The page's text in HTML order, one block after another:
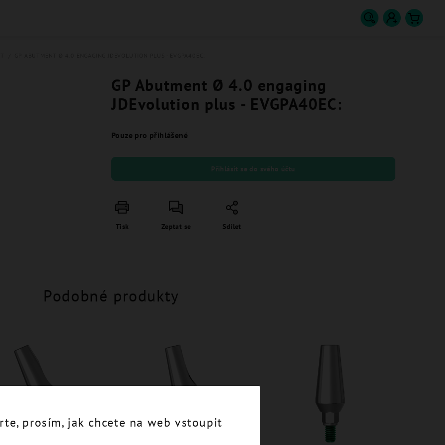
GP Abutment Ø 4.0 engaging
JDEvolution plus - EVGPA40EC:
Pouze pro přihlášené
Přihlásit se do svého účtu
Tisk Zeptat se Sdílet
Podobné produkty
prosím, jak chcete na web vstoupit